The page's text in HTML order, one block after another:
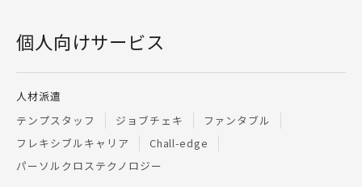
個人向けサービス
人材派遣
テンプスタッフ
ジョブチェキ
ファンタブル
フレキシブルキャリア
Chall-edge
パーソルクロステクノロジー